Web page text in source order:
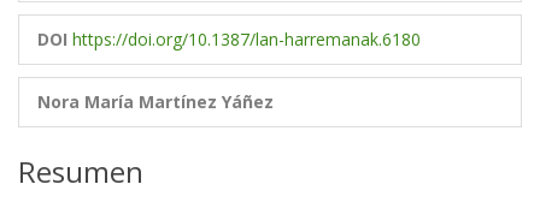
DOI https://doi.org/10.1387/lan-harremanak.6180
Nora María Martínez Yáñez
Resumen